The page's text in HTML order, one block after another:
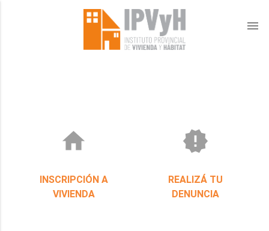
menu
home
INSCRIPCIÓN A
VIVIENDA
new_releases
REALIZÁ TU
DENUNCIA